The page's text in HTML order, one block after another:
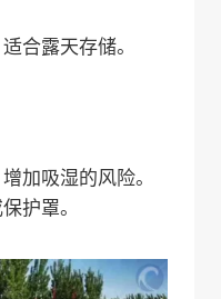
合露天存储。
加吸湿的风险。
护罩。